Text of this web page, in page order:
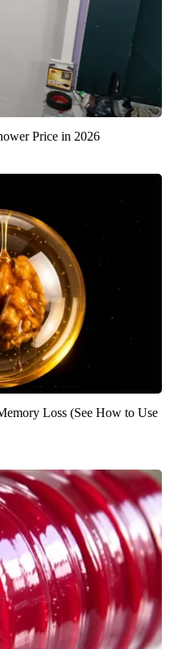
Price in 2026
Loss (See How to Use